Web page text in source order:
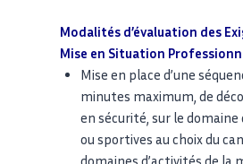
Modalités d’évaluation des
Mise en Situation
Mise en place d’une
minutes maximum, de
en sécurité, sur le
ou sportives au choix du
domaines d’activités de la